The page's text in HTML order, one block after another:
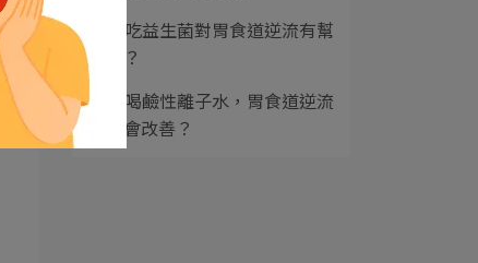
吃益生菌對胃食道逆流有幫
助嗎？
喝鹼性離子水，胃食道逆流
會不會改善？